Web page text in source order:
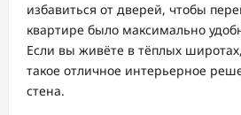
избавиться от дверей, чтобы
квартире было максимально
Если вы живёте в тёплых
такое отличное интерьерное
стена.